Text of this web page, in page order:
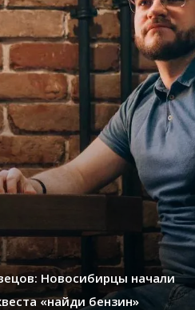
Новосибирцы начали
«найди бензин»